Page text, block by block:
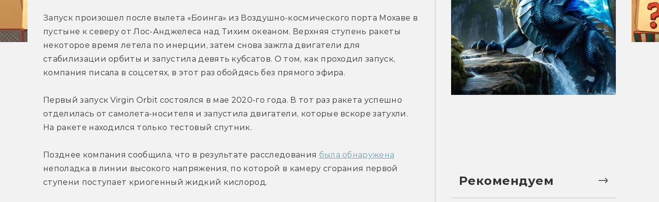
Запуск произошел после вылета «Боинга» из Воздушно-космического порта Мохаве в
пустыне к северу от Лос-Анджелеса над Тихим океаном. Верхняя ступень ракеты
некоторое время летела по инерции, затем снова зажгла двигатели для
стабилизации орбиты и запустила девять кубсатов. О том, как проходил запуск,
компания писала в соцсетях, в этот раз обойдясь без прямого эфира.
Первый запуск Virgin Orbit состоялся в мае 2020-го года. В тот раз ракета успешно
отделилась от самолета-носителя и запустила двигатели, которые вскоре затухли.
На ракете находился только тестовый спутник.
Позднее компания сообщила, что в результате расследования была обнаружена
неполадка в линии высокого напряжения, по которой в камеру сгорания первой
ступени поступает криогенный жидкий кислород.
Рекомендуем